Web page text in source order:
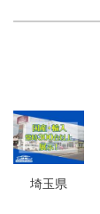
埼玉県